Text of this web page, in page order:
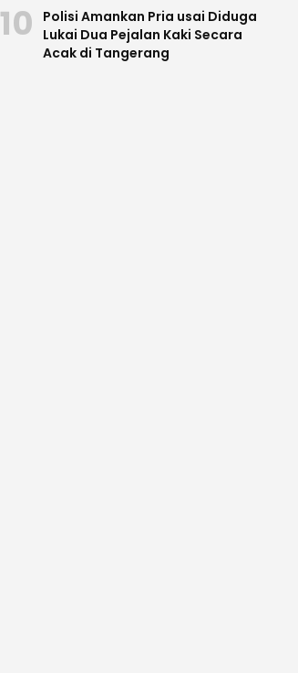
10
Polisi Amankan Pria usai Diduga
Lukai Dua Pejalan Kaki Secara
Acak di Tangerang